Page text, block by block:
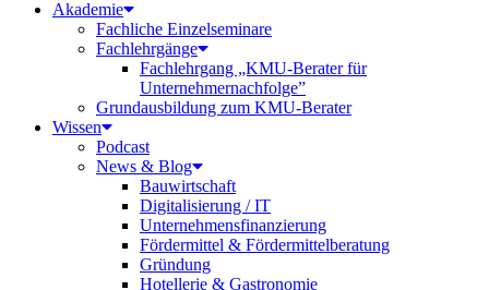
Akademie
Fachliche Einzelseminare
Fachlehrgänge
Fachlehrgang „KMU-Berater für
Unternehmernachfolge”
Grundausbildung zum KMU-Berater
Wissen
Podcast
News & Blog
Bauwirtschaft
Digitalisierung / IT
Unternehmensfinanzierung
Fördermittel & Fördermittelberatung
Gründung
Hotellerie & Gastronomie